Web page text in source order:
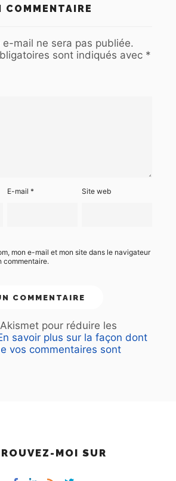
COMMENTAIRE
mail ne sera pas publiée.
sont indiqués avec *
E-mail* Site web
mon e-mail et mon site dans le navigateur
commentaire.
pour réduire les
savoir plus sur la façon dont
vos commentaires sont
MOI SUR